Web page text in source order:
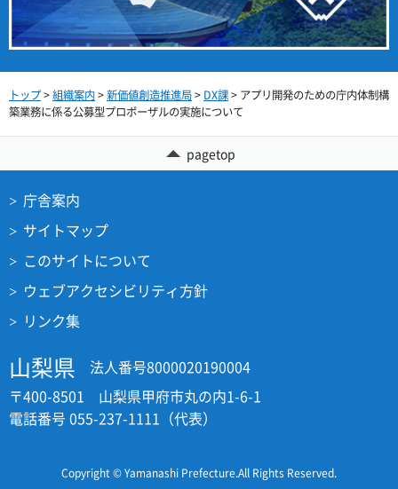
トップ>組織案内>新価値創造推進局> DX課> アプリ開発のための庁内体制構
築業務に係る公募型プロポーザルの実施について
pagetop
庁舎案内
サイトマップ
このサイトについて
ウェブアクセシビリティ方針
リンク集
山梨県
法人番号8000020190004
〒400-8501 山梨県甲府市丸の内1-6-1
電話番号 055-237-1111（代表）
Copyright © Yamanashi Prefecture.All Rights Reserved.